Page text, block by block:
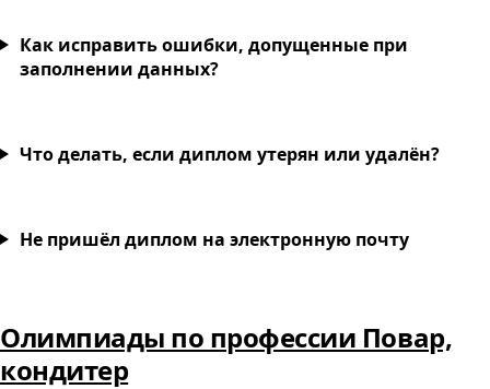
Как исправить ошибки, допущенные при
заполнении данных?
Что делать, если диплом утерян или удалён?
Не пришёл диплом на электронную почту
Олимпиады по профессии Повар,
кондитер